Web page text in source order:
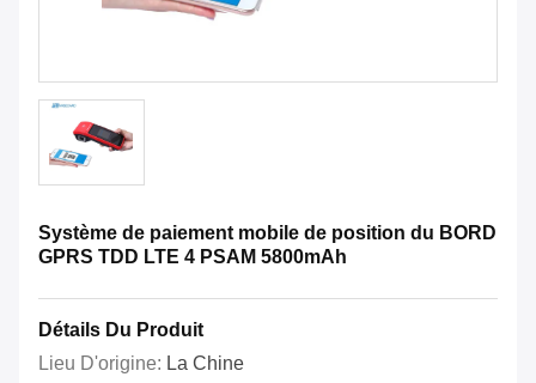
Système de paiement mobile de position du BORD
GPRS TDD LTE 4 PSAM 5800mAh
Détails Du Produit
Lieu D'origine: La Chine